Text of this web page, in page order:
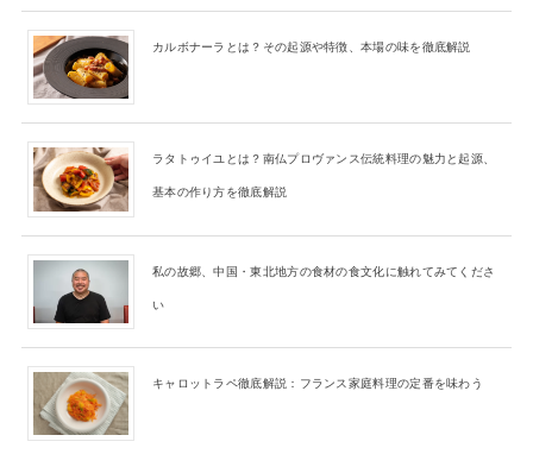
カルボナーラとは？その起源や特徴、本場の味を徹底解説
ラタトゥイユとは？南仏プロヴァンス伝統料理の魅力と起源、
基本の作り方を徹底解説
私の故郷、中国・東北地方の食材の食文化に触れてみてくださ
い
キャロットラペ徹底解説：フランス家庭料理の定番を味わう